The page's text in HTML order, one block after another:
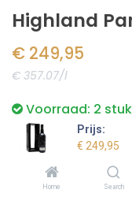
Prijs:
€ 249,95
Home Search
Highland
€ 249,95
€ 357.07/l
Voorraad: 2